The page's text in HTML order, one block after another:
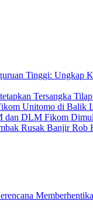
Banjir Rob